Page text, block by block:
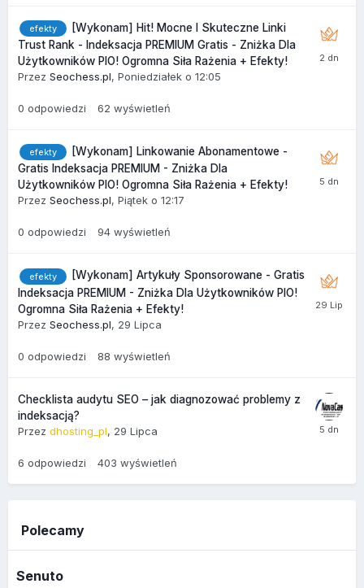
efekty
[Wykonam] Hit! Mocne I Skuteczne Linki
Trust Rank - Indeksacja PREMIUM Gratis - Zniżka Dla
Użytkowników PIO! Ogromna Siła Rażenia + Efekty!
Przez Seochess.pl, Poniedziałek o 12:05
0 odpowiedzi 62 wyświetleń
efekty
[Wykonam] Linkowanie Abonamentowe -
Gratis Indeksacja PREMIUM - Zniżka Dla
Użytkowników PIO! Ogromna Siła Rażenia + Efekty!
Przez Seochess.pl, Piątek o 12:17
0 odpowiedzi 94 wyświetleń
efekty
[Wykonam] Artykuły Sponsorowane - Gratis
Indeksacja PREMIUM - Zniżka Dla Użytkowników PIO!
Ogromna Siła Rażenia + Efekty!
Przez Seochess.pl, 29 Lipca
0 odpowiedzi 88 wyświetleń
Checklista audytu SEO – jak diagnozować problemy z
indeksacją?
Przez dhosting_pl, 29 Lipca
6 odpowiedzi 403 wyświetleń
Polecamy
Senuto